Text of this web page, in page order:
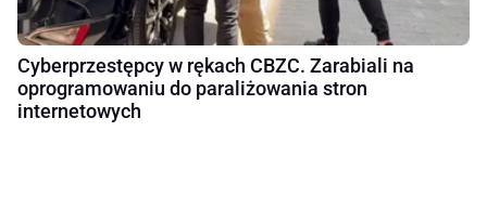
Cyberprzestępcy w rękach CBZC. Zarabiali na
oprogramowaniu do paraliżowania stron
internetowych